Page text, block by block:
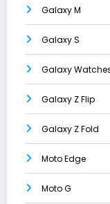
Galaxy M
Galaxy S
Galaxy
Galaxy Z Flip
Galaxy Z Fold
Moto Edge
Moto G